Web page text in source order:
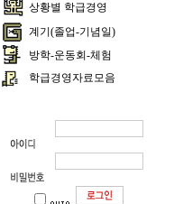
상황별 학급경영
계기(졸업-기념일)
방학-운동회-체험
학급경영자료모음